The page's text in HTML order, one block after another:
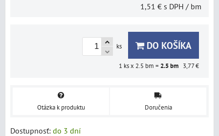
1,51 € s DPH / bm
ks DO KOŠÍKA
1 ks x 2.5 bm = 2.5bm 3,77 €
Otázka k produktu Doručenia
Dostupnosť: do 3 dní